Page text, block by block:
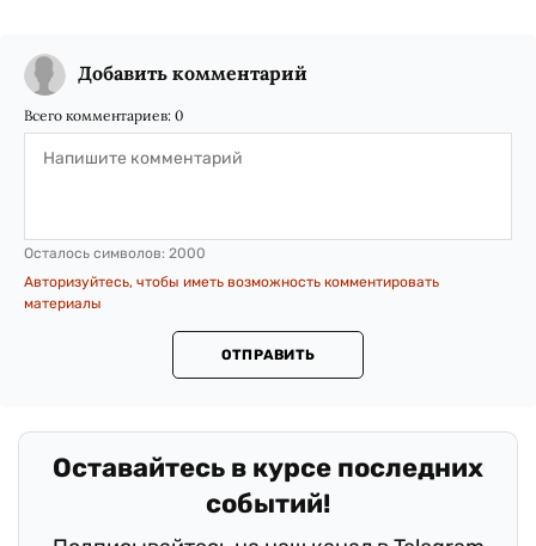
Добавить комментарий
Всего комментариев: 0
Осталось символов: 2000
Авторизуйтесь, чтобы иметь возможность комментировать
материалы
ОТПРАВИТЬ
Оставайтесь в курсе последних
событий!